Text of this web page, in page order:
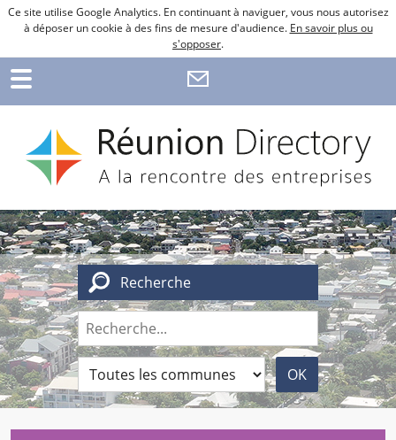
Ce site utilise Google Analytics. En continuant à naviguer, vous nous autorisez
à déposer un cookie à des fins de mesure d'audience. En savoir plus ou
s'opposer.
Recherche